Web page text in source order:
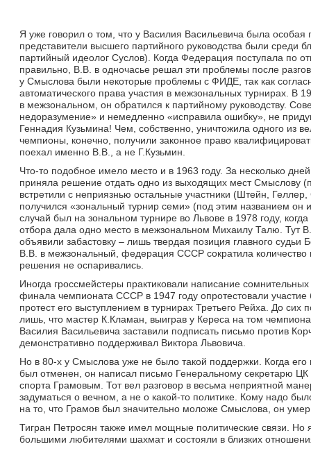
Я уже говорил о том, что у Василия Васильевича была
представители высшего партийного руководства были среди
партийный идеолог Суслов). Когда Федерация поступала по
правильно, В.В. в одночасье решал эти проблемы после
у Смыслова были некоторые проблемы с ФИДЕ, так как
автоматического права участия в межзональных турнирах. В
в межзональном, он обратился к партийному руководству.
недоразумение» и немедленно «исправила ошибку», не
Геннадия Кузьмина! Чем, собственно, уничтожила одного из
чемпионы, конечно, получили законное право
поехал именно В.В., а не Г.Кузьмин.
Что-то подобное имело место и в 1963 году. За несколько
приняла решение отдать одно из выходящих мест Смыслову
встретили с неприязнью остальные участники (Штейн,
получился «зональный турнир семи» (под этим названием
случай был на зональном турнире во Львове в 1978 году,
отбора дала одно место в межзональном Михаилу Талю. Тут
объявили забастовку – лишь твердая позиция главного судьи
В.В. в межзональный, федерация СССР сократила
решения не оспаривались.
Иногда гроссмейстеры практиковали написание
финала чемпионата СССР в 1947 году опротестовали
протест его выступлением в турнирах Третьего Рейха. До
лишь, что мастер К.Кламан, выиграв у Кереса на том
Василия Васильевича заставили подписать письмо против
демонстративно поддерживал Виктора Львовича.
Но в 80-х у Смыслова уже не было такой поддержки. Когда
был отменен, он написал письмо Генеральному секретарю
спорта Грамовым. Тот вел разговор в весьма неприятной
задуматься о вечном, а не о какой-то политике. Кому надо
на то, что Грамов был значительно моложе Смыслова, он
Тигран Петросян также имел мощные политические связи. Но
большими любителями шахмат и состояли в близких